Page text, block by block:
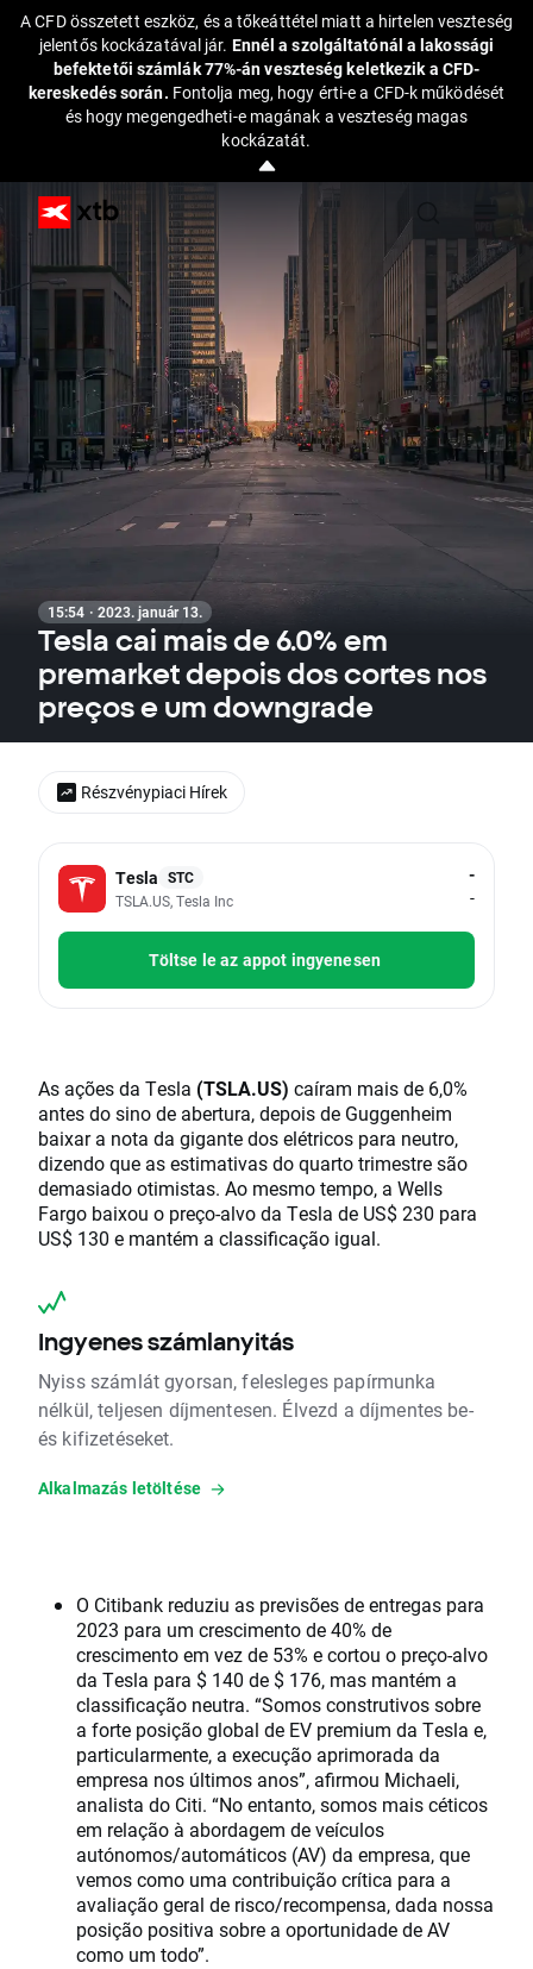
A CFD összetett eszköz, és a tőkeáttétel miatt a hirtelen veszteség
jelentős kockázatával jár. Ennél a szolgáltatónál a lakossági
befektetői számlák 77%-án veszteség keletkezik a CFD-
kereskedés során. Fontolja meg, hogy érti-e a CFD-k működését
és hogy megengedheti-e magának a veszteség magas
kockázatát.
15:54 · 2023. január 13.
Tesla cai mais de 6.0% em
premarket depois dos cortes nos
preços e um downgrade
Tesla STC
TSLA.US, Tesla Inc
-
-
Töltse le az appot ingyenesen
As ações da Tesla (TSLA.US) caíram mais de 6,0%
antes do sino de abertura, depois de Guggenheim
baixar a nota da gigante dos elétricos para neutro,
dizendo que as estimativas do quarto trimestre são
demasiado otimistas. Ao mesmo tempo, a Wells
Fargo baixou o preço-alvo da Tesla de US$ 230 para
US$ 130 e mantém a classificação igual.
Ingyenes számlanyitás
Nyiss számlát gyorsan, felesleges papírmunka
nélkül, teljesen díjmentesen. Élvezd a díjmentes be-
és kifizetéseket.
Alkalmazás letöltése
O Citibank reduziu as previsões de entregas para
2023 para um crescimento de 40% de
crescimento em vez de 53% e cortou o preço-alvo
da Tesla para $ 140 de $ 176, mas mantém a
classificação neutra. “Somos construtivos sobre
a forte posição global de EV premium da Tesla e,
particularmente, a execução aprimorada da
empresa nos últimos anos”, afirmou Michaeli,
analista do Citi. “No entanto, somos mais céticos
em relação à abordagem de veículos
autónomos/automáticos (AV) da empresa, que
vemos como uma contribuição crítica para a
avaliação geral de risco/recompensa, dada nossa
posição positiva sobre a oportunidade de AV
como um todo”.
Részvénypiaci Hírek